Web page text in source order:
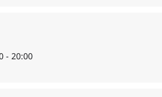
– ein starker Motor für
- 20:00